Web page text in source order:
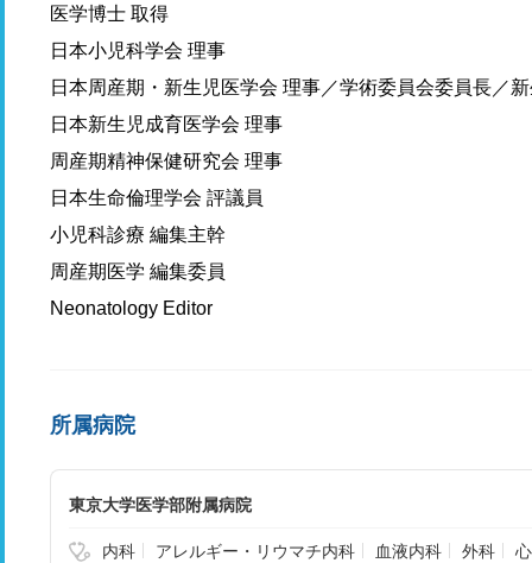
医学博士 取得
日本小児科学会 理事
日本周産期・新生児医学会 理事／学術委員会委員長／
日本新生児成育医学会 理事
周産期精神保健研究会 理事
日本生命倫理学会 評議員
小児科診療 編集主幹
周産期医学 編集委員
Neonatology Editor
所属病院
東京大学医学部附属病院
内科 アレルギー・リウマチ内科 血液内科 外科